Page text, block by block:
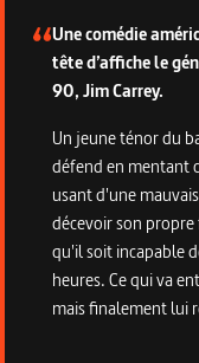
Une comédie
tête d’affiche le
90, Jim Carrey.
Un jeune ténor du
défend en mentant
usant d'une
décevoir son
qu'il soit incapable
heures. Ce qui va
mais finalement lui